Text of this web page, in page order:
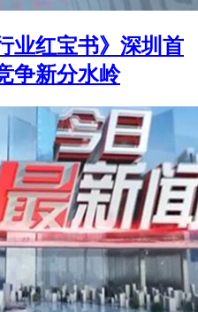
业红宝书》深圳首
争新分水岭